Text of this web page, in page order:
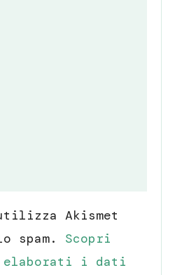
Akismet
spam. Scopri
elaborati i dati